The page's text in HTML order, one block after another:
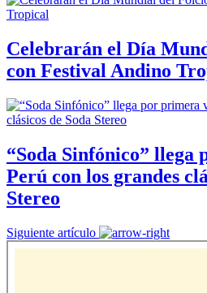
Celebrarán el Día
con Festival Andino
“Soda Sinfónico” llega
Perú con los grandes
Stereo
Siguiente artículo